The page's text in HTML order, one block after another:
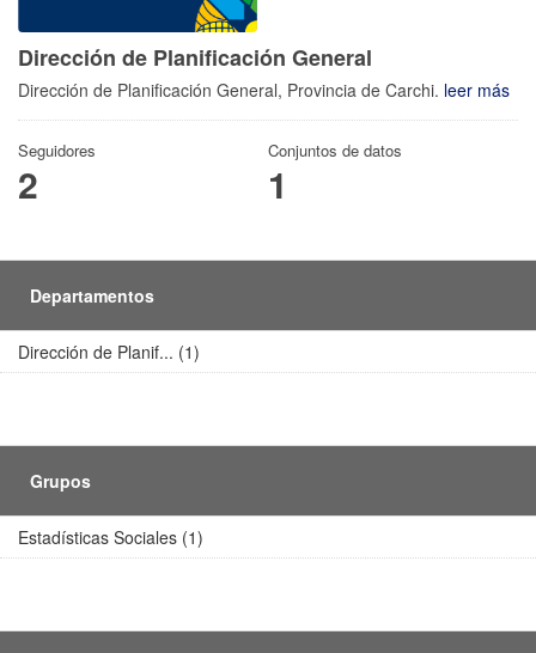
Dirección de Planificación General
Dirección de Planificación General, Provincia de Carchi. leer más
Seguidores
2
Conjuntos de datos
1
Departamentos
Dirección de Planif... (1)
Grupos
Estadísticas Sociales (1)